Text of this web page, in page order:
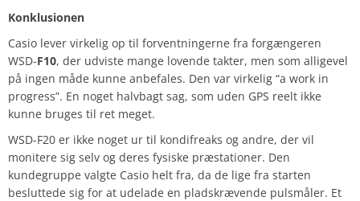
Konklusionen
Casio lever virkelig op til forventningerne fra forgængeren
WSD-F10, der udviste mange lovende takter, men som alligevel
på ingen måde kunne anbefales. Den var virkelig “a work in
progress”. En noget halvbagt sag, som uden GPS reelt ikke
kunne bruges til ret meget.
WSD-F20 er ikke noget ur til kondifreaks og andre, der vil
monitere sig selv og deres fysiske præstationer. Den
kundegruppe valgte Casio helt fra, da de lige fra starten
besluttede sig for at udelade en pladskrævende pulsmåler. Et